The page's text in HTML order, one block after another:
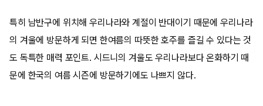
특히 남반구에 위치해 우리나라와 계절이 반대이기 때문에 우리나라
의 겨울에 방문하게 되면 한여름의 따뜻한 호주를 즐길 수 있다는 것
도 독특한 매력 포인트. 시드니의 겨울도 우리나라보다 온화하기 때
문에 한국의 여름 시즌에 방문하기에도 나쁘지 않다.